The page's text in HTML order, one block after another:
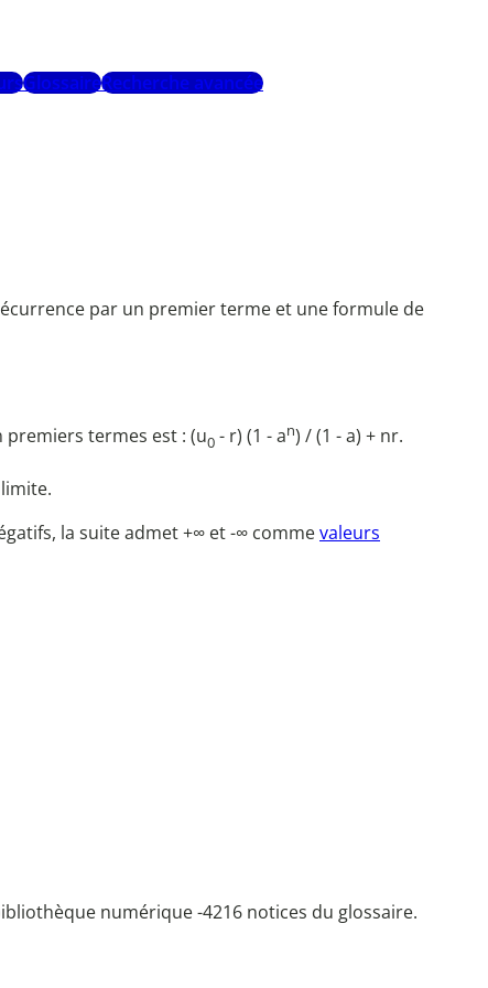
GlossaireRecherche avancée
par un premier terme et une formule de
premiers termes est : (u0 - r) (1 - an) / (1 - a) + nr.
la suite admet +∞ et -∞ commevaleurs
numérique -4216 notices du glossaire.